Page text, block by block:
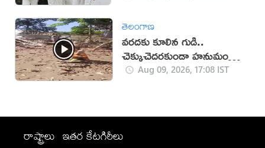
తెలంగాణ
వరదకు కూలిన గుడి..
చెక్కుచెదరకుండా హనుమంతుని
విగ్రహం!
Aug 09, 2026, 17:08 IST
రాష్ట్రాలు ఇతర కేటగిరీలు